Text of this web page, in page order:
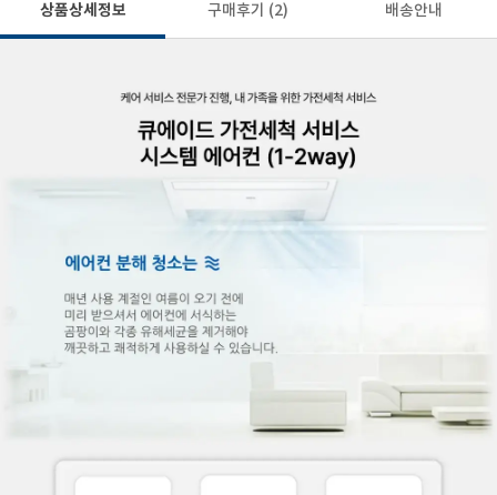
상품상세정보 구매후기 (2) 배송안내